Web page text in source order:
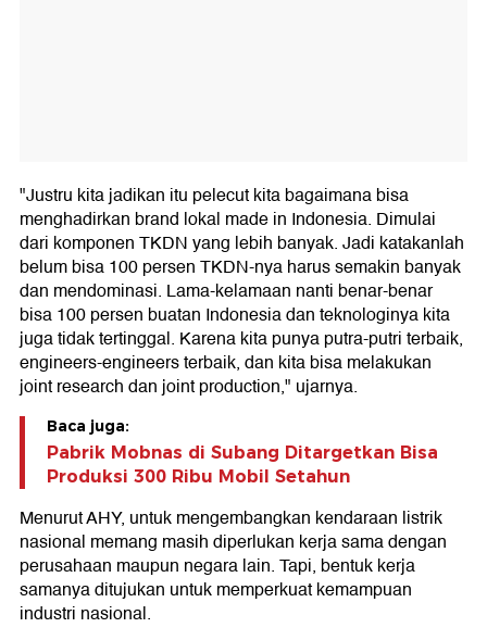
"Justru kita jadikan itu pelecut kita bagaimana bisa
menghadirkan brand lokal made in Indonesia. Dimulai
dari komponen TKDN yang lebih banyak. Jadi katakanlah
belum bisa 100 persen TKDN-nya harus semakin banyak
dan mendominasi. Lama-kelamaan nanti benar-benar
bisa 100 persen buatan Indonesia dan teknologinya kita
juga tidak tertinggal. Karena kita punya putra-putri terbaik,
engineers-engineers terbaik, dan kita bisa melakukan
joint research dan joint production," ujarnya.
Baca juga:
Pabrik Mobnas di Subang Ditargetkan Bisa
Produksi 300 Ribu Mobil Setahun
Menurut AHY, untuk mengembangkan kendaraan listrik
nasional memang masih diperlukan kerja sama dengan
perusahaan maupun negara lain. Tapi, bentuk kerja
samanya ditujukan untuk memperkuat kemampuan
industri nasional.